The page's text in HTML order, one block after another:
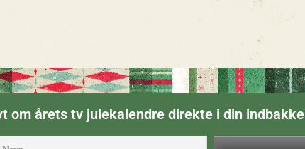
om årets tv julekalendre direkte i din indbakke